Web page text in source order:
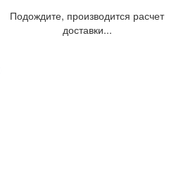
Подождите, производится расчет
доставки...